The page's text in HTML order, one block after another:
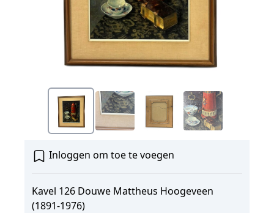
Inloggen om toe te voegen
Kavel 126 Douwe Mattheus Hoogeveen
(1891-1976)